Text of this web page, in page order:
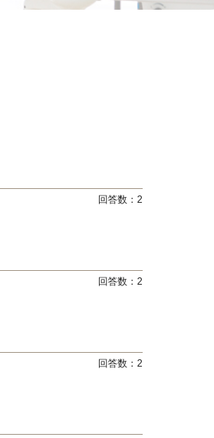
回答数： 2
回答数： 2
回答数： 2